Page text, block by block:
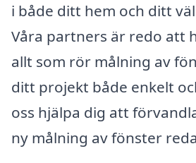
i både ditt hem och ditt
Våra partners är redo att
allt som rör målning av
ditt projekt både enkelt
oss hjälpa dig att
ny målning av fönster